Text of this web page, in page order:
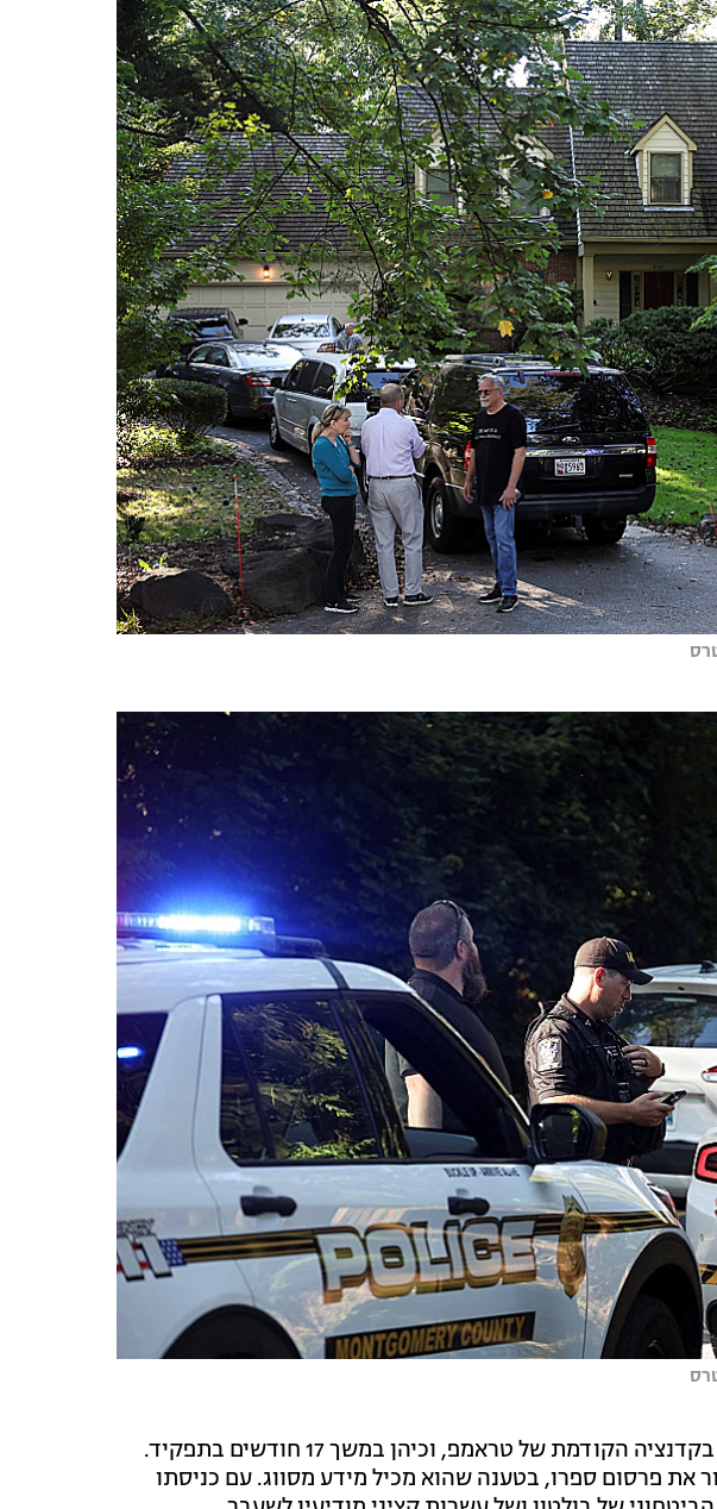
בולטון היה היועץ לביטחון לאומי השלישי בקדנציה הקודמת של טראמפ, וכיהן במשך 17 חודשים בתפקיד.
פרסום ספרו, בטענה שהוא מכיל מידע מסווג. עם כניסתו